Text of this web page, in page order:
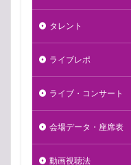
タレント
ライブレポ
ライブ・コンサート
会場データ・座席表
動画視聴法